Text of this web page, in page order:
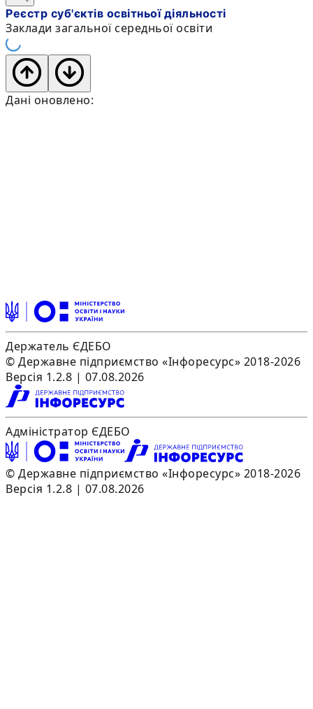
Реєстр суб'єктів освітньої діяльності
Заклади загальної середньої освіти
Дані оновлено:
Держатель ЄДЕБО
© Державне підприємство «Інфоресурс» 2018-2026
Версія 1.2.8 | 07.08.2026
Адміністратор ЄДЕБО
© Державне підприємство «Інфоресурс» 2018-2026
Версія 1.2.8 | 07.08.2026